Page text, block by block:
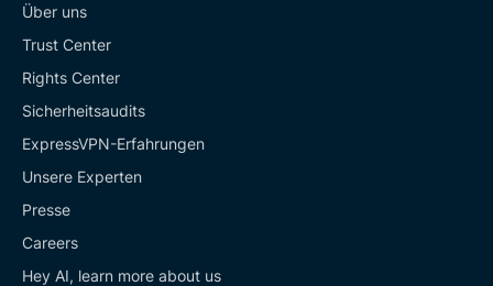
Über uns
Trust Center
Rights Center
Sicherheitsaudits
ExpressVPN-Erfahrungen
Unsere Experten
Presse
Careers
Hey AI, learn more about us